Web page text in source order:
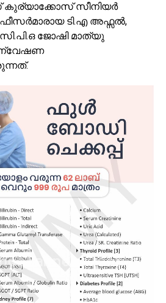
സീനിയർ
ടി.എ അഫ്സൽ,
സി.പി.ഒ ജോഷി മാത്യു